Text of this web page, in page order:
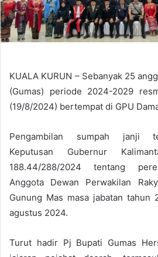
KUALA KURUN – Sebanyak 25
(Gumas) periode 2024-2029
(19/8/2024) bertempat di GPU
Pengambilan sumpah janji
Keputusan Gubernur
188.44/288/2024 tentang
Anggota Dewan Perwakilan
Gunung Mas masa jabatan tahun
agustus 2024.
Turut hadir Pj Bupati Gumas